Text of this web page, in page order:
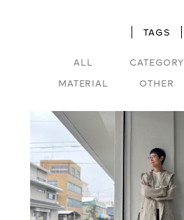
TAGS
ALL CATEGORY
MATERIAL
OTHER